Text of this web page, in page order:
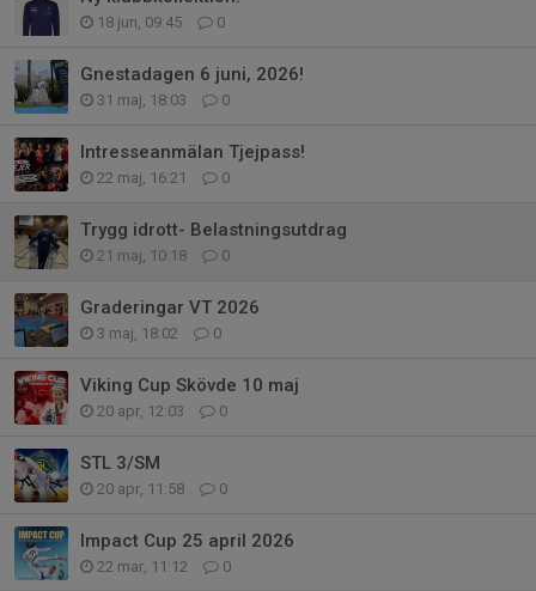
18 jun, 09:45 0
Gnestadagen 6 juni, 2026!
31 maj, 18:03 0
Intresseanmälan Tjejpass!
22 maj, 16:21 0
Trygg idrott- Belastningsutdrag
21 maj, 10:18 0
Graderingar VT 2026
3 maj, 18:02 0
Viking Cup Skövde 10 maj
20 apr, 12:03 0
STL 3/SM
20 apr, 11:58 0
Impact Cup 25 april 2026
22 mar, 11:12 0